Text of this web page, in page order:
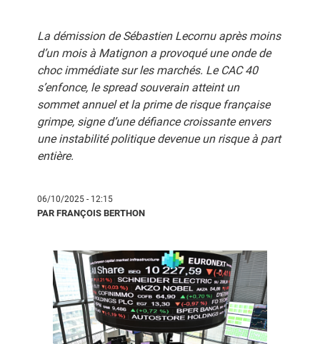
La démission de Sébastien Lecornu après moins
d’un mois à Matignon a provoqué une onde de
choc immédiate sur les marchés. Le CAC 40
s’enfonce, le spread souverain atteint un
sommet annuel et la prime de risque française
grimpe, signe d’une défiance croissante envers
une instabilité politique devenue un risque à part
entière.
06/10/2025 - 12:15
PAR FRANÇOIS BERTHON